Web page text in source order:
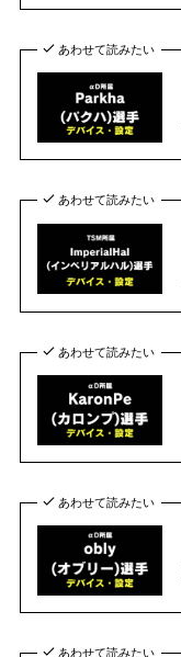
あわせて読みたい
あわせて読みたい
あわせて読みたい
あわせて読みたい
あわせて読みたい